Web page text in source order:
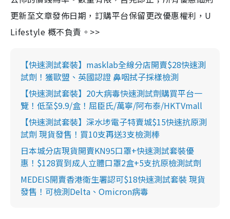
更新至文章發佈日期，訂購平台保留更改優惠權利，U
Lifestyle 概不負責。>>
【快速測試套裝】masklab全線分店開賣$28快速測
試劑！獲歐盟、英國認證 鼻咽拭子採樣檢測
【快速測試套裝】20大病毒快速測試劑購買平台一
覽！低至$9.9/盒！屈臣氏/萬寧/阿布泰/HKTVmall
【快速測試套裝】深水埗電子特賣城$15快速抗原測
試劑 現貨發售！買10支再送3支檢測棒
日本城分店現貨開賣KN95口罩+快速測試套裝優
惠！$128買到成人立體口罩2盒+5支抗原檢測試劑
MEDEIS開賣香港衛生署認可$18快速測試套裝 現貨
發售！可檢測Delta、Omicron病毒